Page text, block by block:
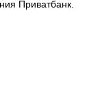
Приватбанк.